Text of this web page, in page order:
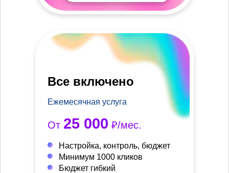
Все включено
Ежемесячная услуга
От 25 000 ₽/мес.
Настройка, контроль, бюджет
Минимум 1000 кликов
Бюджет гибкий